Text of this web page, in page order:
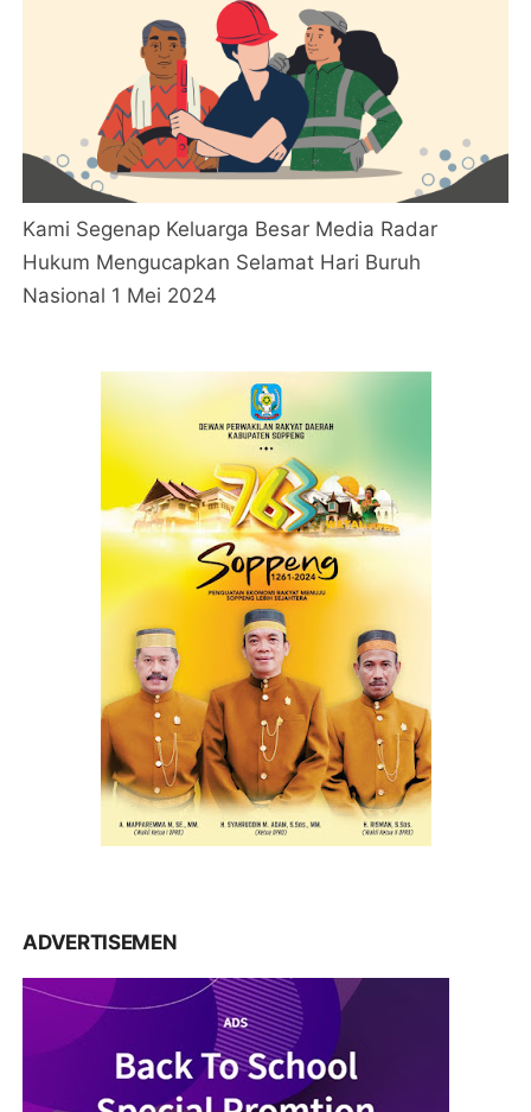
Kami Segenap Keluarga Besar Media Radar
Hukum Mengucapkan Selamat Hari Buruh
Nasional 1 Mei 2024
ADVERTISEMEN